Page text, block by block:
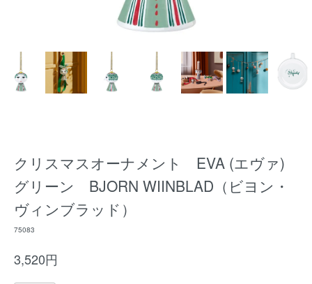
クリスマスオーナメント EVA (エヴァ)
グリーン BJORN WIINBLAD（ビヨン・
ヴィンブラッド）
75083
3,520円